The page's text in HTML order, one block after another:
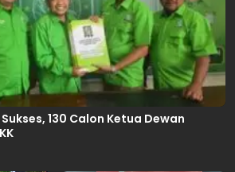
130 Calon Ketua Dewan